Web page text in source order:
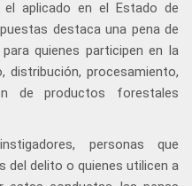
aplicado en el Estado de
destaca una pena de
quienes participen en la
distribución, procesamiento,
de productos forestales
personas que
del delito o quienes utilicen a